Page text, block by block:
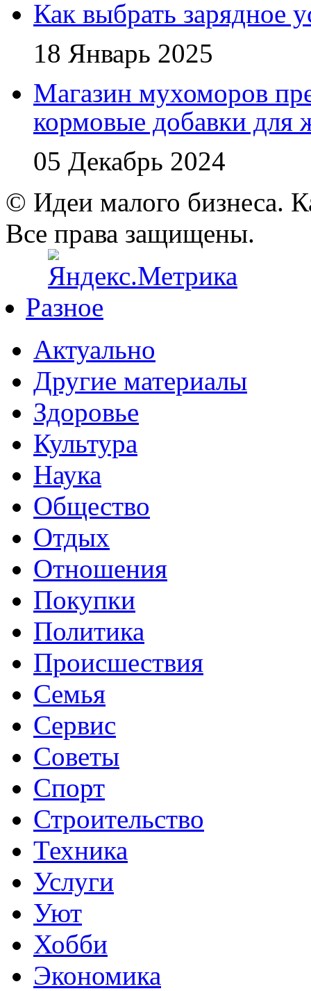
Как выбрать зарядное
18 Январь 2025
Магазин мухоморов
кормовые добавки для
05 Декабрь 2024
© Идеи малого бизнеса.
Все права защищены.
Разное
Актуально
Другие материалы
Здоровье
Культура
Наука
Общество
Отдых
Отношения
Покупки
Политика
Происшествия
Семья
Сервис
Советы
Спорт
Строительство
Техника
Услуги
Уют
Хобби
Экономика